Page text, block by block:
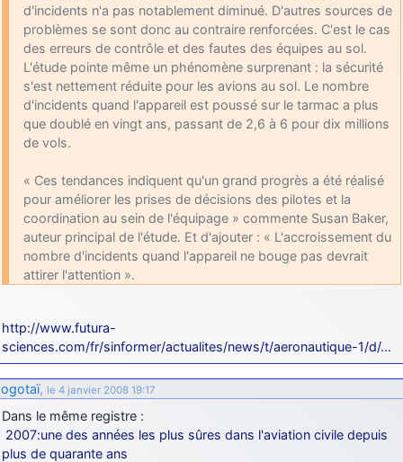
d9pouces: cette fois, c'est le Brésil et Singapour qui mettent le site
par terre
jericho : Ah ben je peux te confirmer que j'étais resté dans le filtre…
d9pouces
: Désolé ! Mon filtrage a été un peu trop violent
manifestement
tout voir
d'incidents n'a pas notablement diminué. D'autres sources de
problèmes se sont donc au contraire renforcées. C'est le cas
des erreurs de contrôle et des fautes des équipes au sol.
L'étude pointe même un phénomène surprenant : la sécurité
s'est nettement réduite pour les avions au sol. Le nombre
d'incidents quand l'appareil est poussé sur le tarmac a plus
que doublé en vingt ans, passant de 2,6 à 6 pour dix millions
de vols.
« Ces tendances indiquent qu'un grand progrès a été réalisé
pour améliorer les prises de décisions des pilotes et la
coordination au sein de l'équipage » commente Susan Baker,
auteur principal de l'étude. Et d'ajouter : « L'accroissement du
nombre d'incidents quand l'appareil ne bouge pas devrait
attirer l'attention ».
http://www.futura-
sciences.com/fr/sinformer/actualites/news/t/aeronautique-1/d/…
ogotaï, le 4 janvier 2008 19:17
Dans le même registre :
2007:une des années les plus sûres dans l'aviation civile depuis
plus de quarante ans